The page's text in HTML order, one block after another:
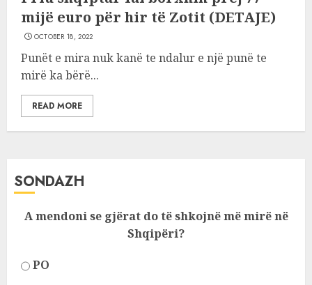
mijë euro për hir të Zotit (DETAJE)
OCTOBER 18, 2022
Punët e mira nuk kanë te ndalur e një punë te
mirë ka bërë...
READ MORE
SONDAZH
A mendoni se gjërat do të shkojnë më mirë në
Shqipëri?
PO